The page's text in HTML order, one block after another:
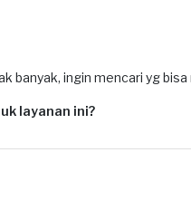
banyak, ingin mencari yg
layanan ini?